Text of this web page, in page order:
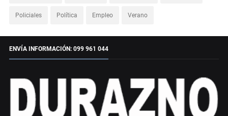
Policiales Política Empleo Verano
ENVÍA INFORMACIÓN: 099 961 044